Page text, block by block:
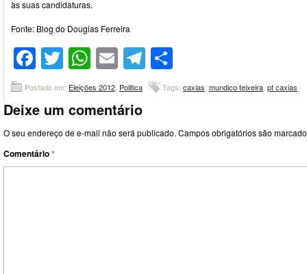
às suas candidaturas.
Fonte: Blog do Douglas Ferreira
Facebook
Twitter
WhatsApp
EmailTelegram
Postado em: Eleições 2012 Politica Tags: caxias mundico teixeira pt caxias
Deixe um comentário
O seu endereço de e-mail não será publicado. Campos obrigatórios são
Comentário*